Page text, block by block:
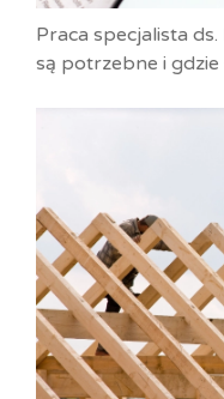
Praca specjalista
są potrzebne i